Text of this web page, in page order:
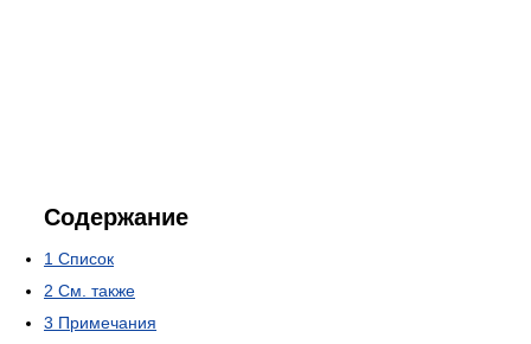
Содержание
1 Список
2 См. также
3 Примечания